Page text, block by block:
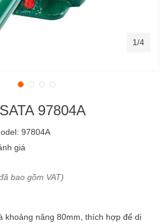
97804A
97804A
giá
bao gồm VAT)
khoảng nâng 80mm, thích hợp để di
1/4